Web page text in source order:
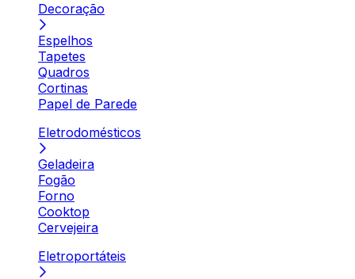
Decoração
Espelhos
Tapetes
Quadros
Cortinas
Papel de Parede
Eletrodomésticos
Geladeira
Fogão
Forno
Cooktop
Cervejeira
Eletroportáteis